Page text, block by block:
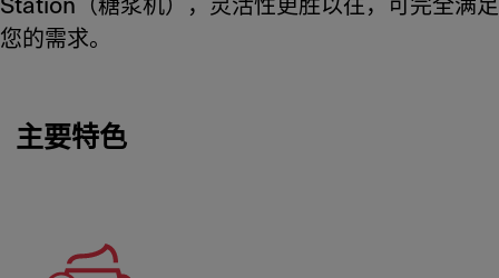
Station（糖浆机），灵活性更胜以往，可完全满足
您的需求。
主要特色